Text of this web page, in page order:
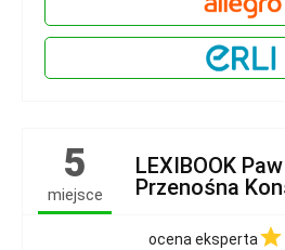
5
miejsce
LEXIBOOK
Przenośna
ocena eksperta